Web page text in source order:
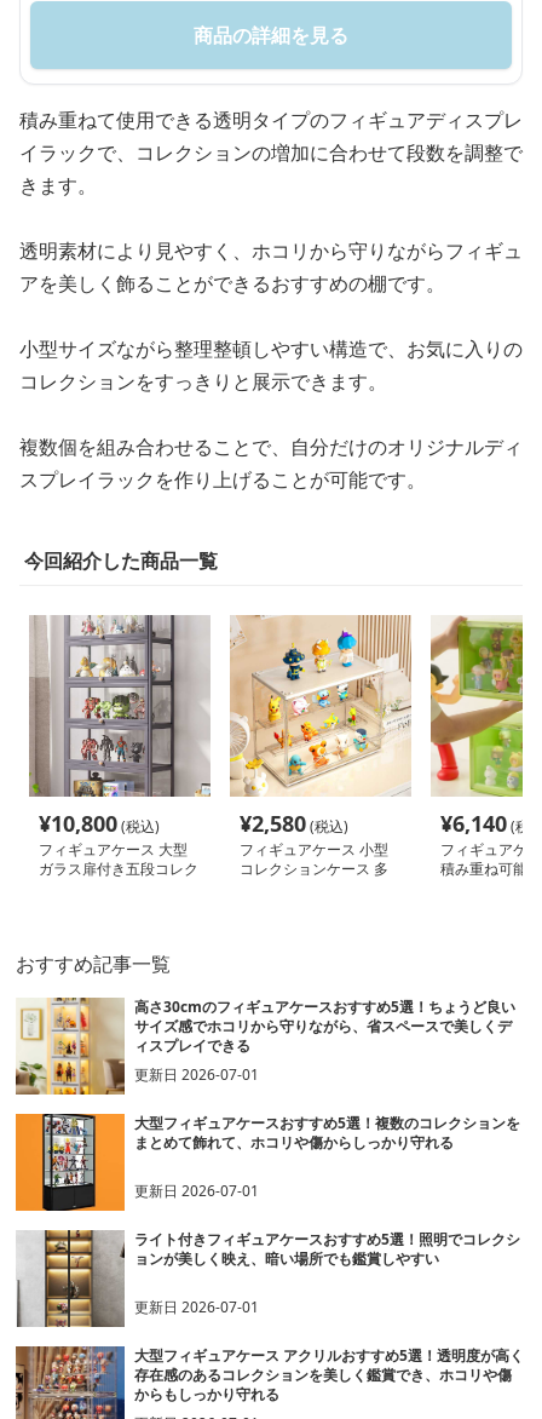
商品の詳細を見る
積み重ねて使用できる透明タイプのフィギュアディスプレ
イラックで、コレクションの増加に合わせて段数を調整で
きます。
透明素材により見やすく、ホコリから守りながらフィギュ
アを美しく飾ることができるおすすめの棚です。
小型サイズながら整理整頓しやすい構造で、お気に入りの
コレクションをすっきりと展示できます。
複数個を組み合わせることで、自分だけのオリジナルディ
スプレイラックを作り上げることが可能です。
今回紹介した商品一覧
¥10,800(税込)
フィギュアケース 大型
ガラス扉付き五段コレク
¥2,580(税込)
フィギュアケース 小型
コレクションケース 多
¥6,140(税
フィギュアケ
積み重ね可能
おすすめ記事一覧
高さ30cmのフィギュアケースおすすめ5選！ちょうど良い
サイズ感でホコリから守りながら、省スペースで美しくデ
ィスプレイできる
更新日2026-07-01
大型フィギュアケースおすすめ5選！複数のコレクションを
まとめて飾れて、ホコリや傷からしっかり守れる
更新日2026-07-01
ライト付きフィギュアケースおすすめ5選！照明でコレクシ
ョンが美しく映え、暗い場所でも鑑賞しやすい
更新日2026-07-01
大型フィギュアケース アクリルおすすめ5選！透明度が高く
存在感のあるコレクションを美しく鑑賞でき、ホコリや傷
からもしっかり守れる